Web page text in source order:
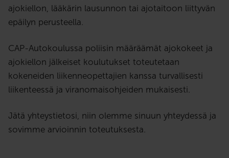
ajokiellon, lääkärin lausunnon tai ajotaitoon liittyvän
epäilyn perusteella.
CAP-Autokoulussa poliisin määräämät ajokokeet ja
ajokiellon jälkeiset koulutukset toteutetaan
kokeneiden liikenneopettajien kanssa turvallisesti
liikenteessä ja viranomaisohjeiden mukaisesti.
Jätä yhteystietosi, niin olemme sinuun yhteydessä ja
sovimme arvioinnin toteutuksesta.